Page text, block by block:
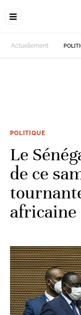
Actuellement
POLITIQUE
Le
de ce
africaine